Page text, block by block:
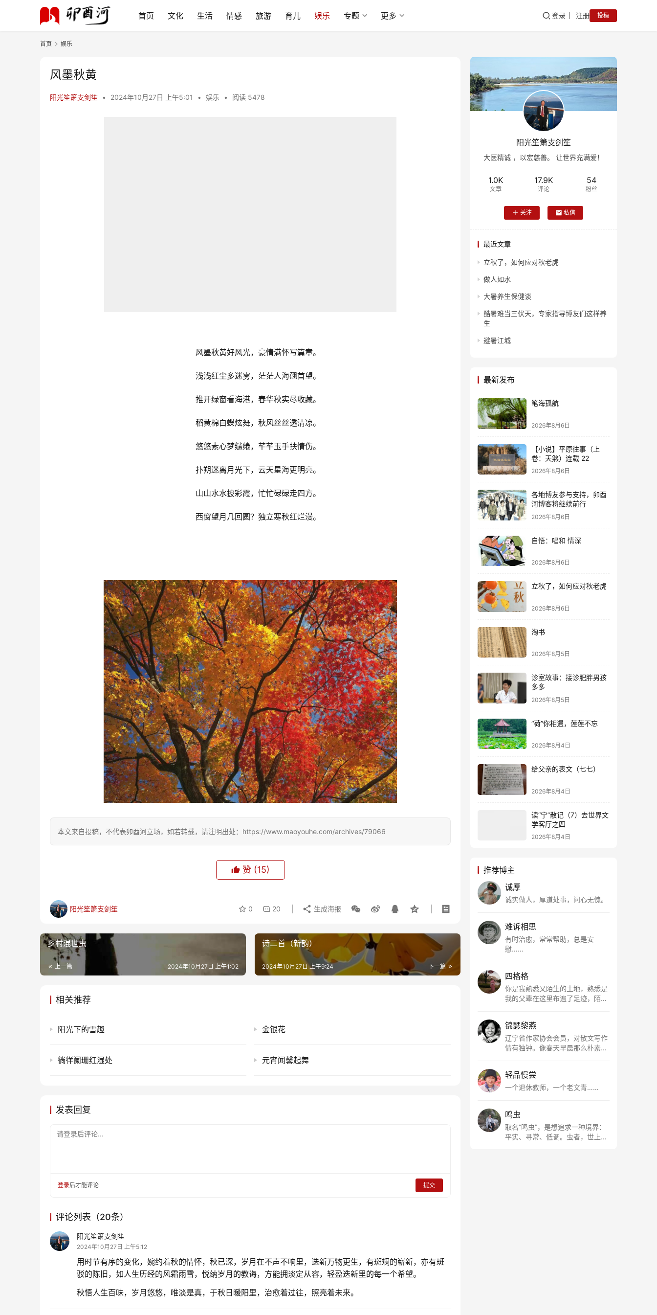
首页 文化 生活 情感 旅游 育儿 娱乐 专题 更多 登录 注册 投稿
首页 娱乐
风墨秋黄
阳光笙箫支剑笙 • 2024年10月27日 上午5:01 • 娱乐 • 阅读 5478
风墨秋黄好风光，豪情满怀写篇章。
浅浅红尘多迷雾，茫茫人海翹首望。
推开绿窗看海港，春华秋实尽收藏。
稻黄棉白蝶炫舞，秋风丝丝透清凉。
悠悠素心梦缱绻，芊芊玉手扶情伤。
扑朔迷离月光下，云天星海更明亮。
山山水水披彩霞，忙忙碌碌走四方。
西窗望月几回圆？独立寒秋红烂漫。
本文来自投稿，不代表卯酉河立场，如若转载，请注明出处：https://www.maoyouhe.com/archives/79066
赞 (15)
阳光笙箫支剑笙 0 20 生成海报
乡村混世虫
上一篇 2024年10月27日 上午1:02
诗二首（新韵）
下一篇
2024年10月27日 上午9:24
相关推荐
阳光下的雪趣 金银花
徜徉阑珊红湿处 元宵闻馨起舞
发表回复
请登录后评论...
登录后才能评论 提交
评论列表（20条）
阳光笙箫支剑笙
2024年10月27日 上午5:12
用时节有序的变化，婉约着秋的情怀，秋已深，岁月在不声不响里，迭新万物更生，有斑斓的崭新，亦有斑
驳的陈旧，如人生历经的风霜雨雪，悦纳岁月的教诲，方能拥淡定从容，轻盈迭新里的每一个希望。
秋悟人生百味，岁月悠悠，唯淡是真，于秋日暖阳里，治愈着过往，照亮着未来。
阳光笙箫支剑笙
大医精诚 ，以宏慈善。 让世界充满爱！
1.0K
文章
17.9K
评论
54
粉丝
关注 私信
最近文章
立秋了，如何应对秋老虎
做人如水
大暑养生保健谈
酷暑难当三伏天，专家指导博友们这样养
生
避暑江城
最新发布
笔海孤航
2026年8月6日
【小说】平原往事（上
卷：天煞）连载 22
2026年8月6日
各地博友参与支持，卯酉
河博客将继续前行
2026年8月6日
自悟：唱和 情深
2026年8月6日
立秋了，如何应对秋老虎
2026年8月6日
淘书
2026年8月5日
诊室故事：接诊肥胖男孩
多多
2026年8月5日
“荷”你相遇，莲莲不忘
2026年8月4日
给父亲的表文（七七）
2026年8月4日
读“宁”散记（7）去世界文
学客厅之四
2026年8月4日
推荐博主
诚厚
诚实做人，厚道处事，问心无愧。
难诉相思
有时治愈，常常帮助，总是安
慰……
四格格
你是我熟悉又陌生的土地，熟悉是
我的父辈在这里布遍了足迹，陌生
根所在，我用文字慢慢认识你、慢
慢熟悉你。
锦瑟黎燕
辽宁省作家协会会员，对散文写作
情有独钟。像春天早晨那么朴素，
轻品慢尝
一个退休教师，一个老文青……
鸣虫
取名“鸣虫”，是想追求一种境界：
平实、寻常、低调。虫者，世上最